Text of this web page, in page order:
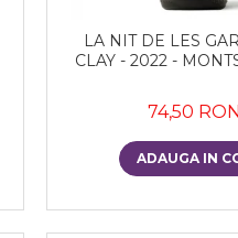
LA NIT DE LES
CLAY - 2022 -
74,50 RON
ADAUGA IN